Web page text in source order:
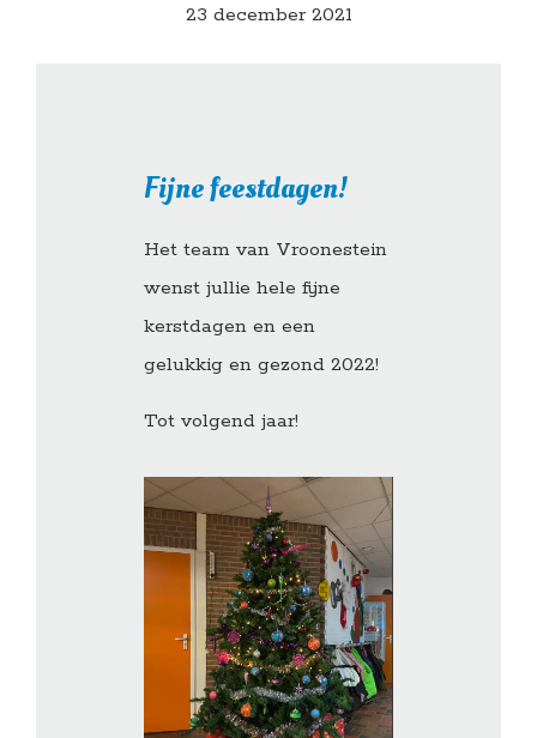
23 december 2021
Fijne feestdagen!
Het team van Vroonestein
wenst jullie hele fijne
kerstdagen en een
gelukkig en gezond 2022!
Tot volgend jaar!